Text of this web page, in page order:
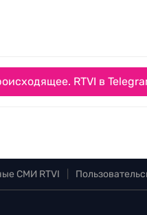
RTVI в
СМИ RTVI